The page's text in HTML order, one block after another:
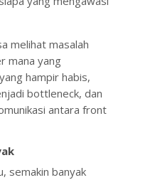
melihat masalah
mana yang
hampir habis,
bottleneck, dan
antara front
semakin banyak